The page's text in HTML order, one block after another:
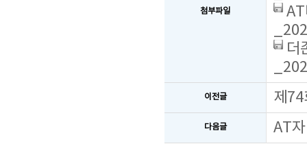
첨부파일
더
이전글 제74
다음글 AT